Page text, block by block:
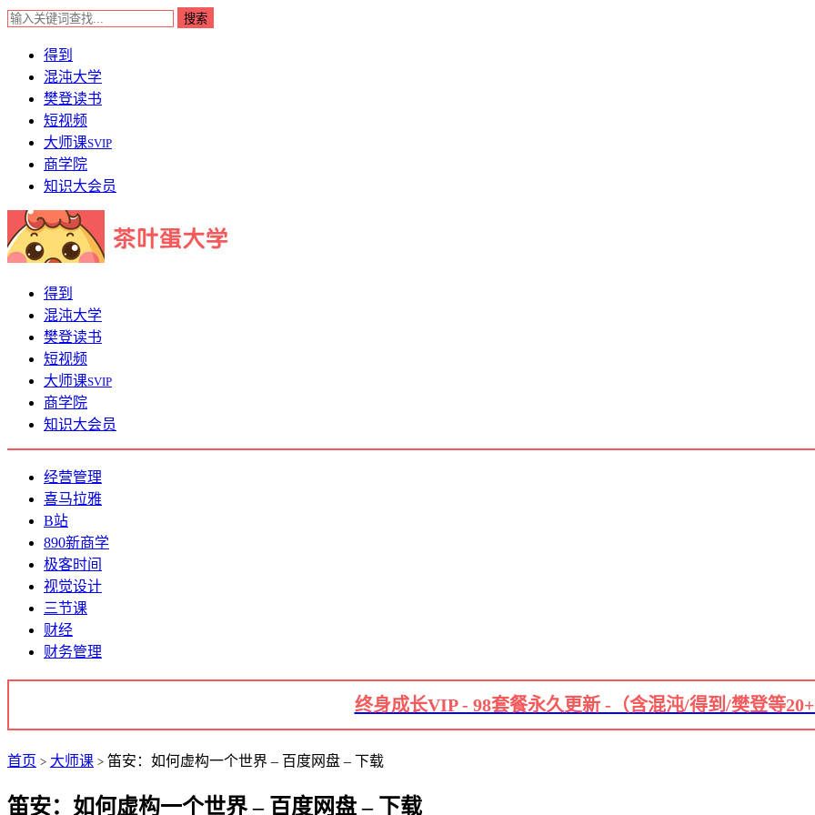
得到
混沌大学
樊登读书
短视频
大师课SVIP
商学院
知识大会员
得到
混沌大学
樊登读书
短视频
大师课SVIP
商学院
知识大会员
经营管理
喜马拉雅
B站
890新商学
极客时间
视觉设计
三节课
财经
财务管理
终身成长VIP - 98套餐永久更新 -（含混沌/得到/樊登等
首页 > 大师课 > 笛安：如何虚构一个世界 – 百度网盘 – 下载
笛安：如何虚构一个世界 – 百度网盘 – 下载